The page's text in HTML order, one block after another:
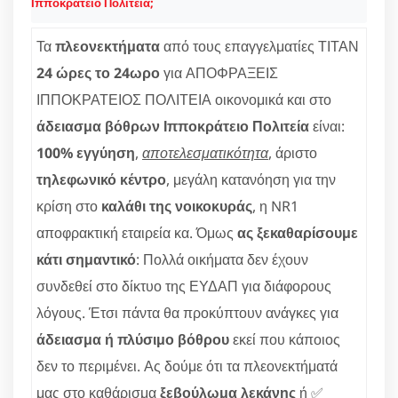
Ταπλεονεκτήματααπό τους επαγγελματίες ΤΙΤΑΝ
24 ώρες το 24ωρογια ΑΠΟΦΡΑΞΕΙΣ
ΙΠΠΟΚΡΑΤΕΙΟΣ ΠΟΛΙΤΕΙΑ οικονομικά και στο
άδειασμα βόθρων Ιπποκράτειο Πολιτείαείναι:
100% εγγύηση, αποτελεσματικότητα, άριστο
τηλεφωνικό κέντρο, μεγάλη κατανόηση για την
κρίση στο καλάθι της νοικοκυράς, η NR1
αποφρακτική εταιρεία κα. Όμως ας ξεκαθαρίσουμε
κάτι σημαντικό: Πολλά οικήματα δεν έχουν
συνδεθεί στο δίκτυο της ΕΥΔΑΠ για διάφορους
λόγους. Έτσι πάντα θα προκύπτουν ανάγκες για
άδειασμα ή πλύσιμο βόθρουεκεί που κάποιος
δεν το περιμένει. Ας δούμε ότι τα πλεονεκτήματά
μας στο καθάρισμαξεβούλωμα λεκάνης ή ✅